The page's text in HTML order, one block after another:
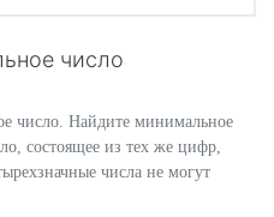
число
число. Найдите минимальное
состоящее из тех же цифр,
числа не могут